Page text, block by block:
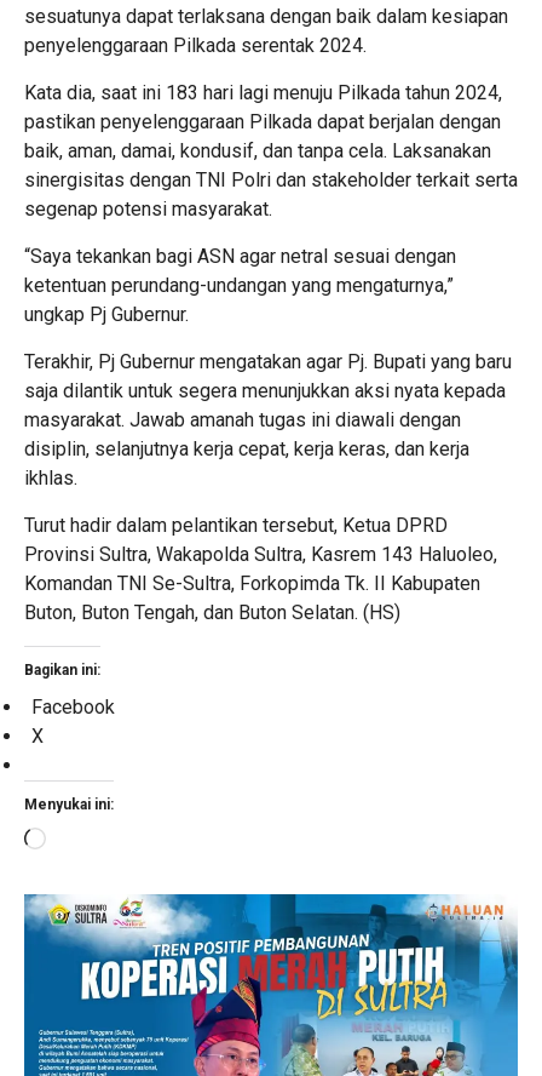
sesuatunya dapat terlaksana dengan baik dalam kesiapan
penyelenggaraan Pilkada serentak 2024.
Kata dia, saat ini 183 hari lagi menuju Pilkada tahun 2024,
pastikan penyelenggaraan Pilkada dapat berjalan dengan
baik, aman, damai, kondusif, dan tanpa cela. Laksanakan
sinergisitas dengan TNI Polri dan stakeholder terkait serta
segenap potensi masyarakat.
“Saya tekankan bagi ASN agar netral sesuai dengan
ketentuan perundang-undangan yang mengaturnya,”
ungkap Pj Gubernur.
Terakhir, Pj Gubernur mengatakan agar Pj. Bupati yang baru
saja dilantik untuk segera menunjukkan aksi nyata kepada
masyarakat. Jawab amanah tugas ini diawali dengan
disiplin, selanjutnya kerja cepat, kerja keras, dan kerja
ikhlas.
Turut hadir dalam pelantikan tersebut, Ketua DPRD
Provinsi Sultra, Wakapolda Sultra, Kasrem 143 Haluoleo,
Komandan TNI Se-Sultra, Forkopimda Tk. II Kabupaten
Buton, Buton Tengah, dan Buton Selatan. (HS)
Bagikan ini:
Facebook
X
Menyukai ini:
Memuat...